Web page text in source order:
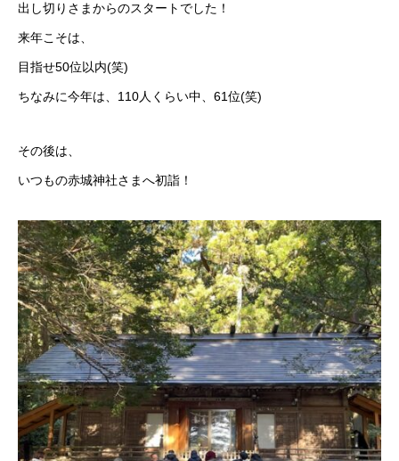
出し切りさまからのスタートでした！
来年こそは、
目指せ50位以内(笑)
ちなみに今年は、110人くらい中、61位(笑)
その後は、
いつもの赤城神社さまへ初詣！